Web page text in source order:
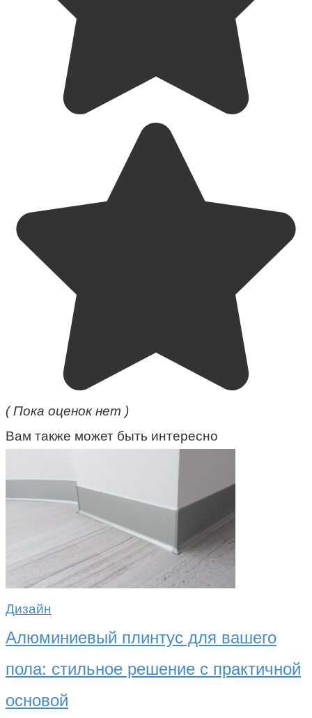
( Пока оценок нет )
Вам также может быть интересно
Дизайн
Алюминиевый плинтус для вашего
пола: стильное решение с практичной
основой